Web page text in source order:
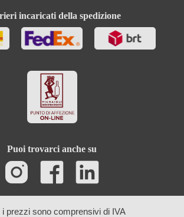
incaricati della spedizione
Puoi trovarci anche su
i prezzi sono comprensivi di IVA